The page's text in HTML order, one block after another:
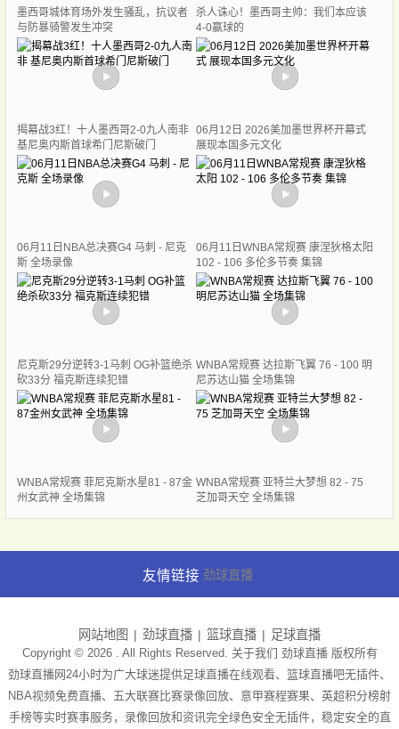
墨西哥城体育场外发生骚乱，抗议者
与防暴骑警发生冲突
杀人诛心！墨西哥主帅：我们本应该
4-0赢球的
揭幕战3红！十人墨西哥2-0九人南非
基尼奥内斯首球希门尼斯破门
06月12日 2026美加墨世界杯开幕式
展现本国多元文化
06月11日NBA总决赛G4 马刺 - 尼克
斯 全场录像
06月11日WNBA常规赛 康涅狄格太阳
102 - 106 多伦多节奏 集锦
尼克斯29分逆转3-1马刺 OG补篮绝杀
砍33分 福克斯连续犯错
WNBA常规赛 达拉斯飞翼 76 - 100 明
尼苏达山猫 全场集锦
WNBA常规赛 菲尼克斯水星81 - 87金
州女武神 全场集锦
WNBA常规赛 亚特兰大梦想 82 - 75
芝加哥天空 全场集锦
友情链接 劲球直播
网站地图 劲球直播 篮球直播 足球直播
Copyright © 2026 . All Rights Reserved. 关于我们 劲球直播版权所有
劲球直播网24小时为广大球迷提供足球直播在线观看、篮球直播吧无插件、
NBA视频免费直播、五大联赛比赛录像回放、意甲赛程赛果、英超积分榜射
手榜等实时赛事服务，录像回放和资讯完全绿色安全无插件，稳定安全的直